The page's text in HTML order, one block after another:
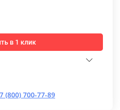
в 1 клик
(800) 700-77-89